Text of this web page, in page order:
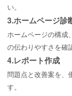
い。
3.ホームページ診
ホームページの構成
の伝わりやすさを確
4.レポート作成
問題点と改善案を、
す。